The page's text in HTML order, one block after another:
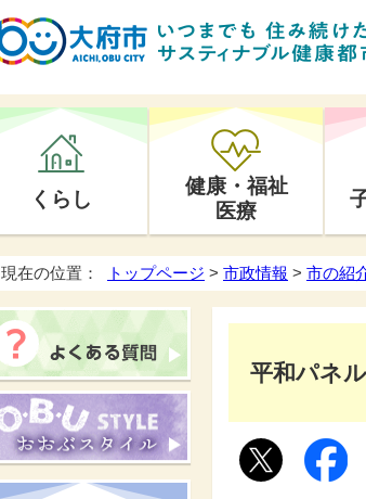
くらし
健康・福祉
医療
現在の位置： トップページ > 市政情報 > 市の紹
平和パネ